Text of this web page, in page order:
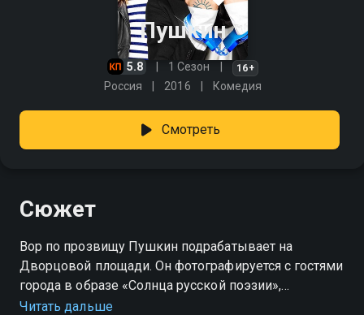
Пушкин
5.8 1 Сезон 16+
Россия 2016 Комедия
Смотреть
Сюжет
Вор по прозвищу Пушкин подрабатывает на
Дворцовой площади. Он фотографируется с гостями
города в образе «Солнца русской поэзии»,
довольные туристы получают фото, а «Пушкин» –
Читать дальше